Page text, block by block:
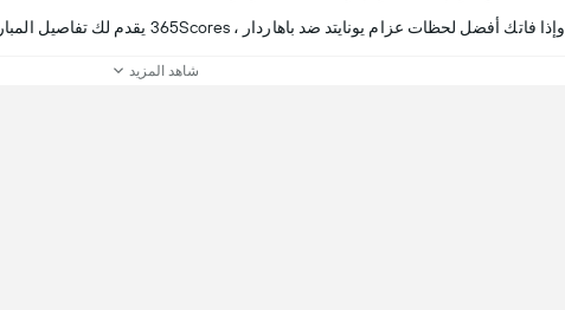
وإذا فاتك أفضل لحظات عزام يونايتد ضد باهاردار ، 365Scores يقدم لك تفاصيل المباراة.
شاهد المزيد